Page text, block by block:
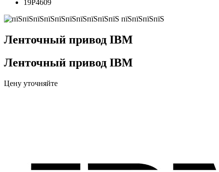
19P4609
Ленточный привод IBM
Ленточный привод IBM
Цену уточняйте